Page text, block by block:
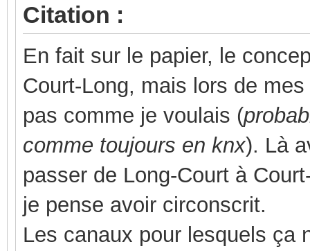
Citation :
En fait sur le papier, le
Court-Long, mais lors de
pas comme je voulais (
comme toujours en knx). Là
passer de Long-Court à
je pense avoir circonscrit.
Les canaux pour lesquels ça